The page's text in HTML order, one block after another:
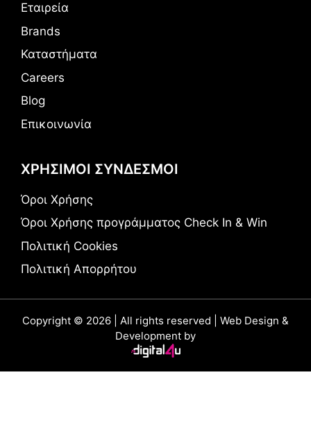
Εταιρεία
Brands
Καταστήματα
Careers
Blog
Επικοινωνία
ΧΡΗΣΙΜΟΙ ΣΥΝΔΕΣΜΟΙ
Όροι Χρήσης
Όροι Χρήσης προγράμματος Check In & Win
Πολιτική Cookies
Πολιτική Απορρήτου
Copyright © 2026 | All rights reserved | Web Design &
Development by